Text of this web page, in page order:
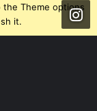
the Theme options
it.